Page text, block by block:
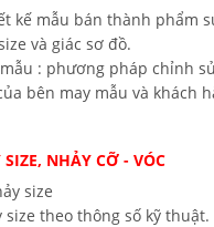
kế mẫu bán thành phẩm
và giác sơ đồ.
: phương pháp chỉnh
bên may mẫu và khách
NHẢY CỠ - VÓC
size
theo thông số kỹ thuật.